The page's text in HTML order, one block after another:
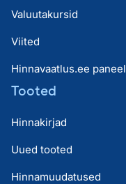
Valuutakursid
Viited
Hinnavaatlus.ee paneel
Tooted
Hinnakirjad
Uued tooted
Hinnamuudatused